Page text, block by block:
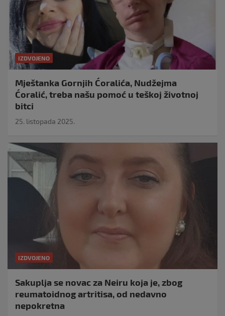
IZDVOJENO
Mještanka Gornjih Ćoralića, Nudžejma
Ćoralić, treba našu pomoć u teškoj životnoj
bitci
25. listopada 2025.
IZDVOJENO
Sakuplja se novac za Neiru koja je, zbog
reumatoidnog artritisa, od nedavno
nepokretna